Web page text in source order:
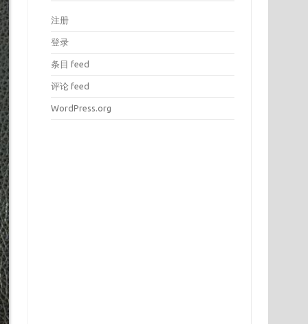
注册
登录
条目 feed
评论 feed
WordPress.org